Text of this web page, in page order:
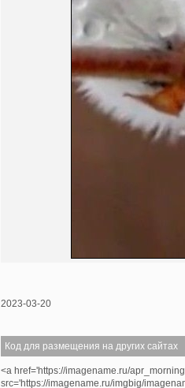
2023-03-20
Код для размещения на других сайтах
<a href='https://imagename.ru/
src='https://imagename.ru/imgbig/